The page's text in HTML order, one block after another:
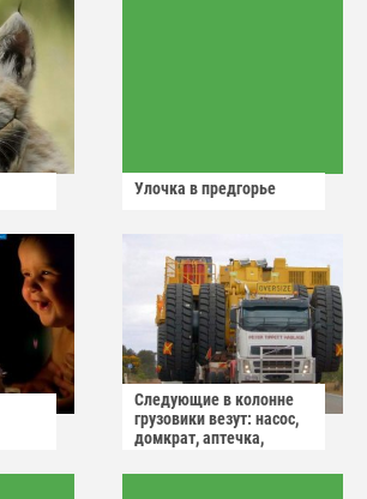
Улочка в предгорье
Следующие в колонне
грузовики везут: насос,
домкрат, аптечка,